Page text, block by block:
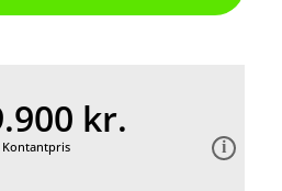
kr.
Kontantpris